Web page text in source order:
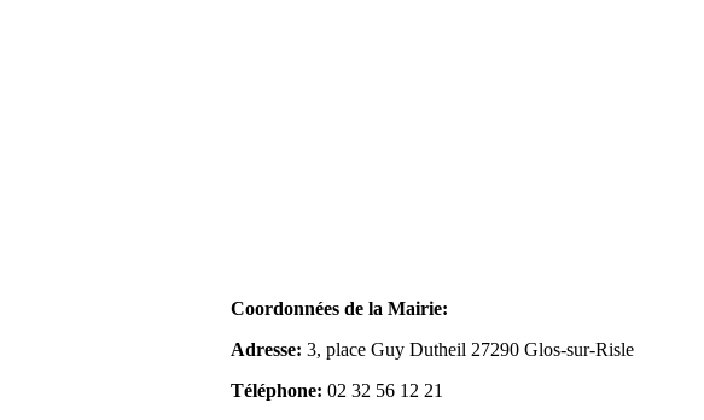
Coordonnées de la Mairie:
Adresse: 3, place Guy Dutheil 27290 Glos-sur-Risle
Téléphone: 02 32 56 12 21